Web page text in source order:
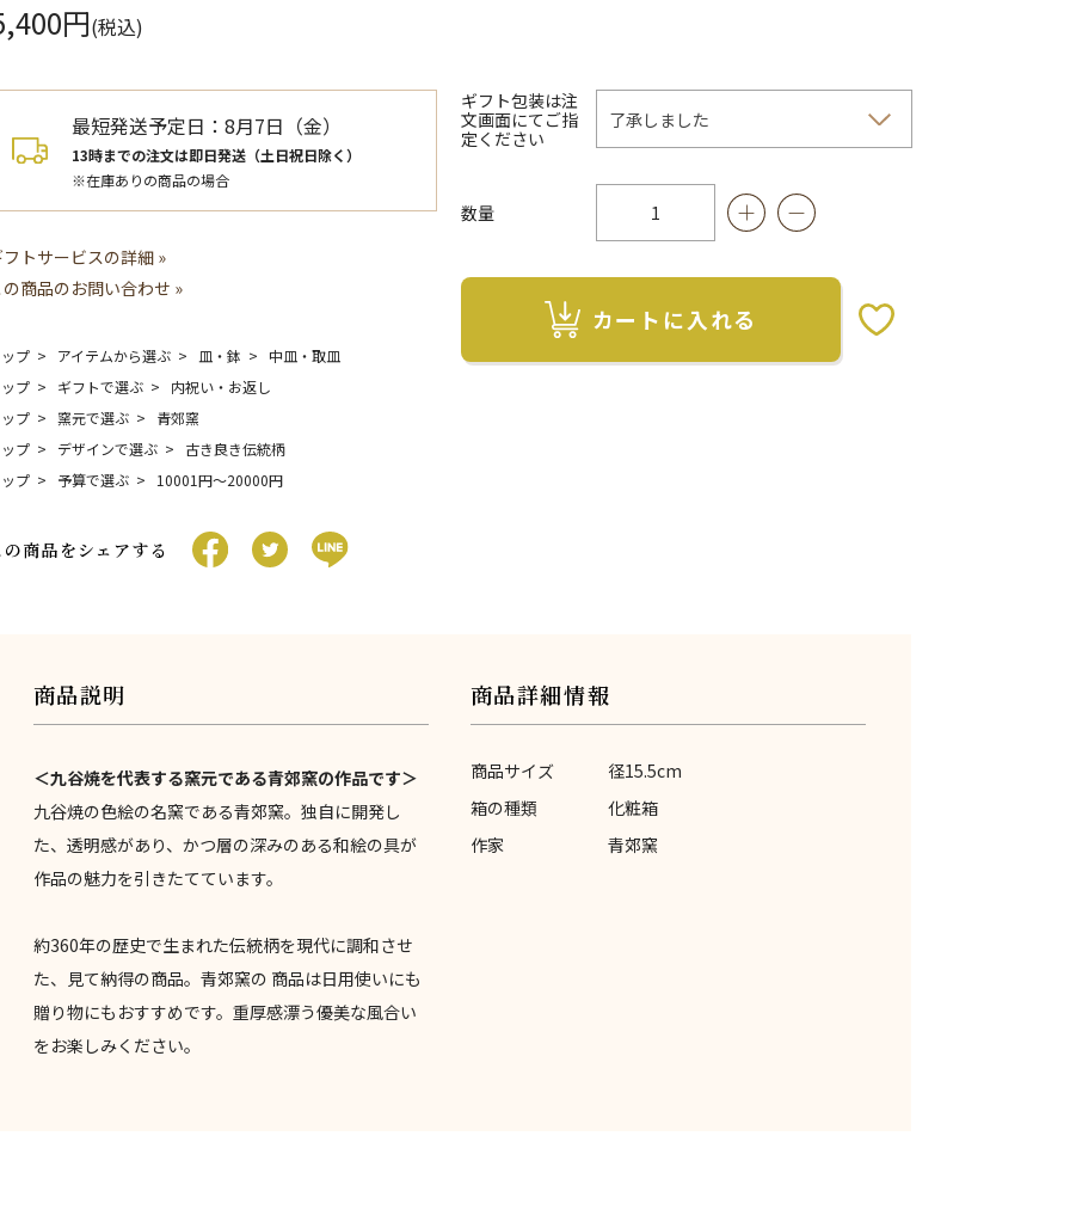
円(税込)
ギフト包装は注
文画面にてご指
定ください
数量
カートに入れるお気に入りボタン
最短発送予定日： 8月7日（金）
13時までの注文は即日発送（土日祝日除く）
※在庫ありの商品の場合
トサービスの詳細 »
商品のお問い合わせ »
プ アイテムから選ぶ 皿・鉢
中皿・取皿
プ
ギフトで選ぶ
内祝い・お返し
プ
窯元で選ぶ
青郊窯
プ
デザインで選ぶ
古き良き伝統柄
プ
予算で選ぶ 10001円〜20000円
の商品をシェアする
商品説明
＜九谷焼を代表する窯元である青郊窯の作品です＞
九谷焼の色絵の名窯である青郊窯。独自に開発し
た、透明感があり、かつ層の深みのある和絵の具が
作品の魅力を引きたてています。
約360年の歴史で生まれた伝統柄を現代に調和させ
た、見て納得の商品。青郊窯の 商品は日用使いにも
贈り物にもおすすめです。重厚感漂う優美な風合い
をお楽しみください。
商品詳細情報
商品サイズ
径15.5cm
箱の種類
化粧箱
作家
青郊窯